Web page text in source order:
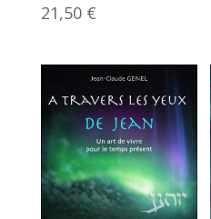
21,50 €